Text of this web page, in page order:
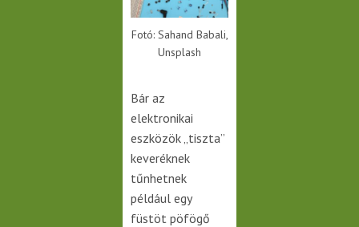
Fotó: Sahand Babali,
Unsplash
Bár az
elektronikai
eszközök „tiszta”
keveréknek
tűnhetnek
például egy
füstöt pöfögő